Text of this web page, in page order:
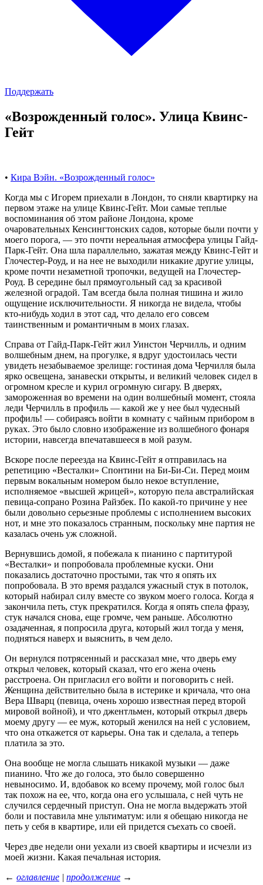
Поддержать
«Возрожденный голос». Улица Квинс-
Гейт
• Кира Вэйн. «Возрожденный голос»
Когда мы с Игорем приехали в Лондон, то сняли квартирку на
первом этаже на улице Квинс-Гейт. Мои самые теплые
воспоминания об этом районе Лондона, кроме
очаровательных Кенсингтонских садов, которые были почти у
моего порога, — это почти нереальная атмосфера улицы Гайд-
Парк-Гейт. Она шла параллельно, зажатая между Квинс-Гейт и
Глочестер-Роуд, и на нее не выходили никакие другие улицы,
кроме почти незаметной тропочки, ведущей на Глочестер-
Роуд. В середине был прямоугольный сад за красивой
железной оградой. Там всегда была полная тишина и жило
ощущение исключительности. Я никогда не видела, чтобы
кто-нибудь ходил в этот сад, что делало его совсем
таинственным и романтичным в моих глазах.
Справа от Гайд-Парк-Гейт жил Уинстон Черчилль, и одним
волшебным днем, на прогулке, я вдруг удостоилась чести
увидеть незабываемое зрелище: гостиная дома Черчилля была
ярко освещена, занавески открыты, и великий человек сидел в
огромном кресле и курил огромную сигару. В дверях,
замороженная во времени на один волшебный момент, стояла
леди Черчилль в профиль — какой же у нее был чудесный
профиль! — собираясь войти в комнату с чайным прибором в
руках. Это было словно изображение из волшебного фонаря
истории, навсегда впечатавшееся в мой разум.
Вскоре после переезда на Квинс-Гейт я отправилась на
репетицию «Весталки» Спонтини на Би-Би-Си. Перед моим
первым вокальным номером было некое вступление,
исполняемое «высшей жрицей», которую пела австралийская
певица-сопрано Розина Райзбек. По какой-то причине у нее
были довольно серьезные проблемы с исполнением высоких
нот, и мне это показалось странным, поскольку мне партия не
казалась очень уж сложной.
Вернувшись домой, я побежала к пианино с партитурой
«Весталки» и попробовала проблемные куски. Они
показались достаточно простыми, так что я опять их
попробовала. В это время раздался ужасный стук в потолок,
который набирал силу вместе со звуком моего голоса. Когда я
закончила петь, стук прекратился. Когда я опять спела фразу,
стук начался снова, еще громче, чем раньше. Абсолютно
озадаченная, я попросила друга, который жил тогда у меня,
подняться наверх и выяснить, в чем дело.
Он вернулся потрясенный и рассказал мне, что дверь ему
открыл человек, который сказал, что его жена очень
расстроена. Он пригласил его войти и поговорить с ней.
Женщина действительно была в истерике и кричала, что она
Вера Шварц (певица, очень хорошо известная перед второй
мировой войной), и что джентльмен, который открыл дверь
моему другу — ее муж, который женился на ней с условием,
что она откажется от карьеры. Она так и сделала, а теперь
платила за это.
Она вообще не могла слышать никакой музыки — даже
пианино. Что же до голоса, это было совершенно
невыносимо. И, вдобавок ко всему прочему, мой голос был
так похож на ее, что, когда она его услышала, с ней чуть не
случился сердечный приступ. Она не могла выдержать этой
боли и поставила мне ультиматум: или я обещаю никогда не
петь у себя в квартире, или ей придется съехать со своей.
Через две недели они уехали из своей квартиры и исчезли из
моей жизни. Какая печальная история.
← оглавление | продолжение →